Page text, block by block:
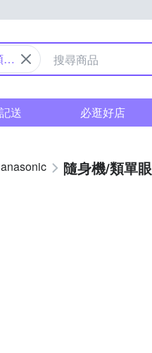
單
送 必逛好店
隨身機/類單眼